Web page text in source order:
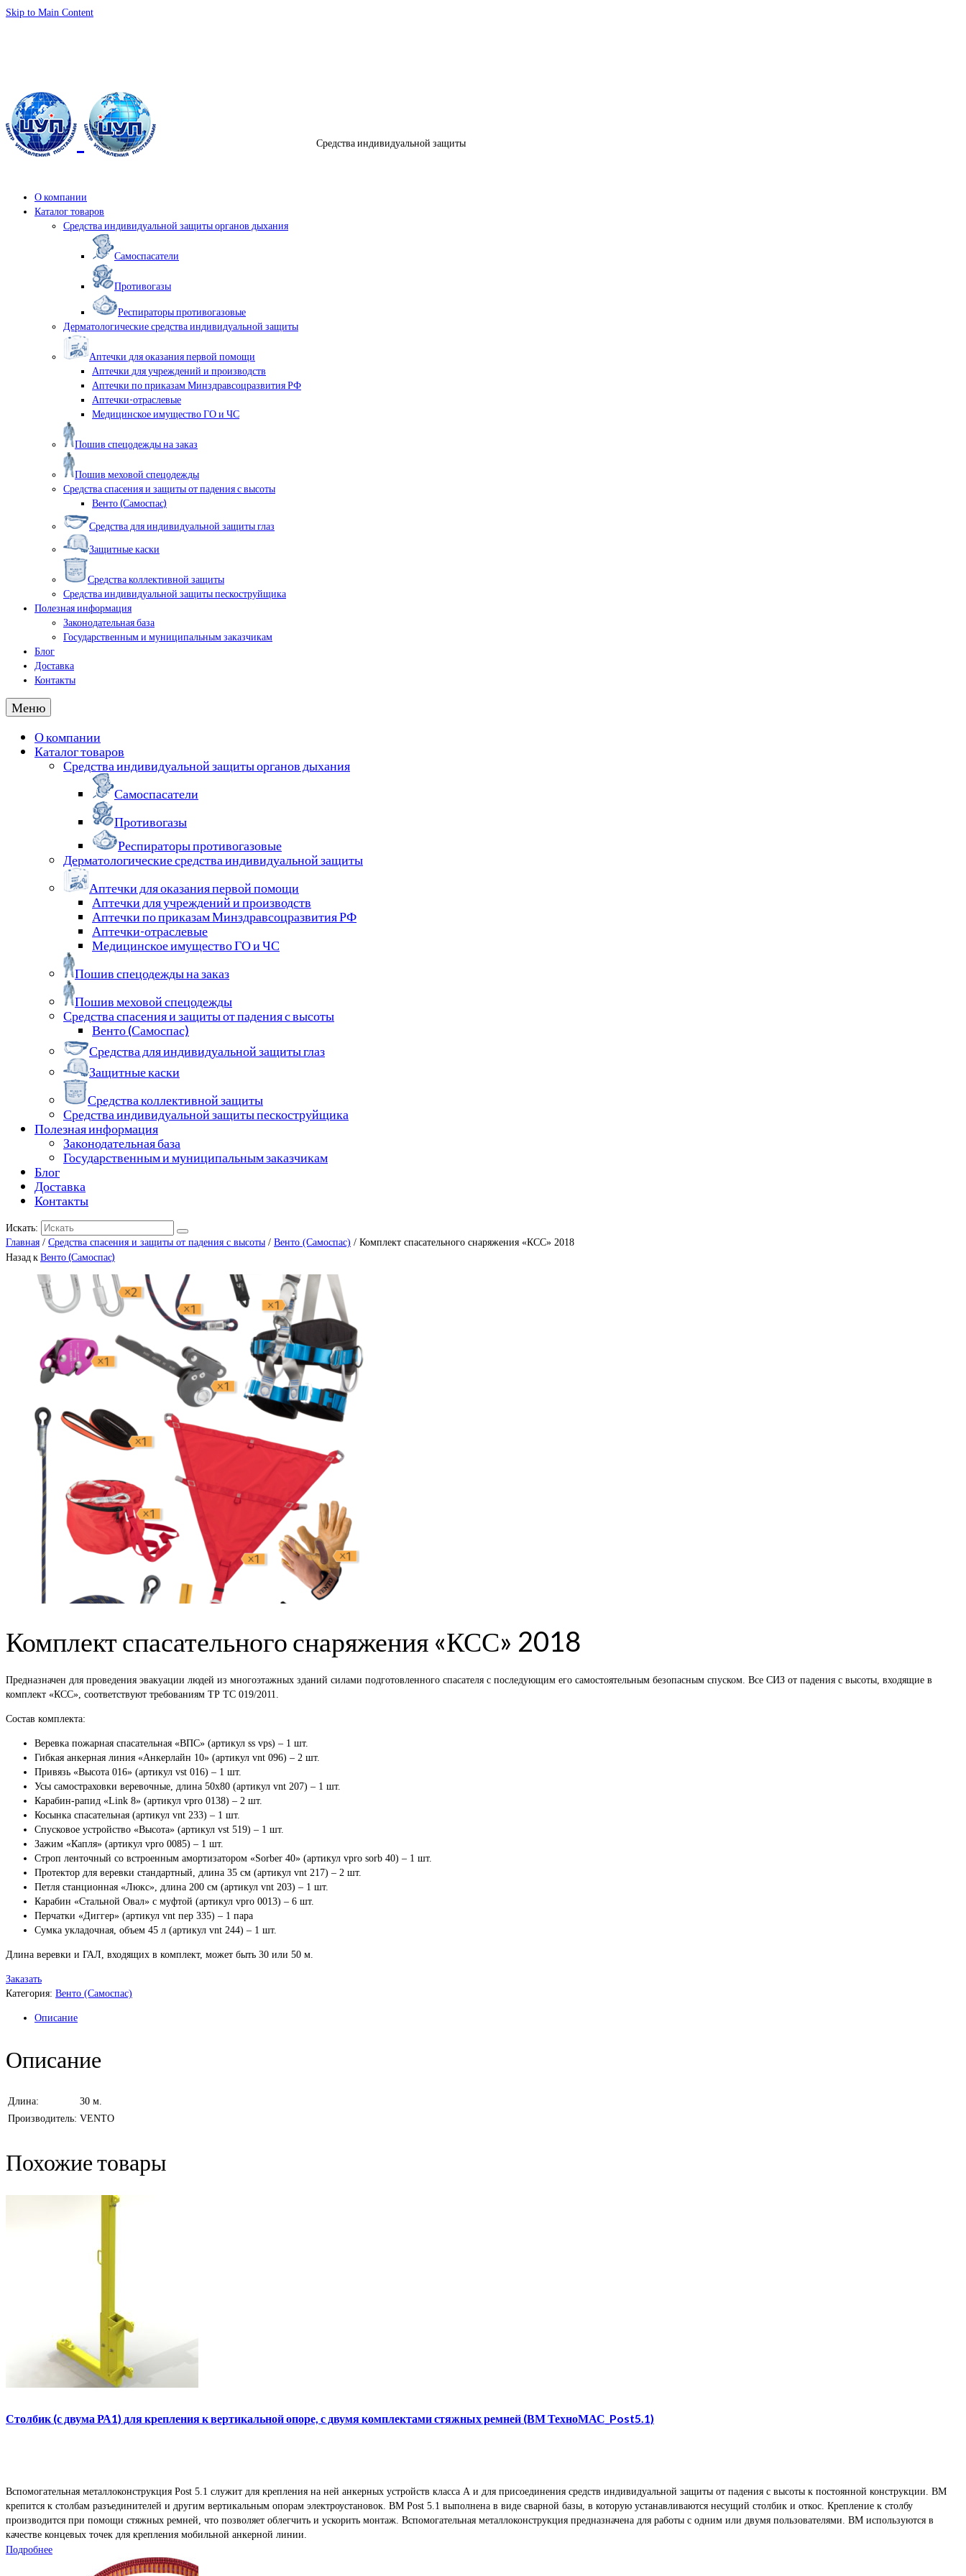
Skip to Main Content
Средства индивидуальной защиты
О компании
Каталог товаров
Средства индивидуальной защиты органов дыхания
Самоспасатели
Противогазы
Респираторы противогазовые
Дерматологические средства индивидуальной защиты
Аптечки для оказания первой помощи
Аптечки для учреждений и производств
Аптечки по приказам Минздравсоцразвития РФ
Аптечки-отраслевые
Медицинское имущество ГО и ЧС
Пошив спецодежды на заказ
Пошив меховой спецодежды
Средства спасения и защиты от падения с высоты
Венто (Самоспас)
Средства для индивидуальной защиты глаз
Защитные каски
Средства коллективной защиты
Средства индивидуальной защиты пескоструйщика
Полезная информация
Законодательная база
Государственным и муниципальным заказчикам
Блог
Доставка
Контакты
Меню
О компании
Каталог товаров
Средства индивидуальной защиты органов дыхания
Самоспасатели
Противогазы
Респираторы противогазовые
Дерматологические средства индивидуальной защиты
Аптечки для оказания первой помощи
Аптечки для учреждений и производств
Аптечки по приказам Минздравсоцразвития РФ
Аптечки-отраслевые
Медицинское имущество ГО и ЧС
Пошив спецодежды на заказ
Пошив меховой спецодежды
Средства спасения и защиты от падения с высоты
Венто (Самоспас)
Средства для индивидуальной защиты глаз
Защитные каски
Средства коллективной защиты
Средства индивидуальной защиты пескоструйщика
Полезная информация
Законодательная база
Государственным и муниципальным заказчикам
Блог
Доставка
Контакты
Искать:
Главная / Средства спасения и защиты от падения с высоты / Венто (Самоспас) / Комплект спасательного снаряжения «КСС» 2018
Назад кВенто (Самоспас)
Комплект спасательного снаряжения «КСС» 2018
Предназначен для проведения эвакуации людей из многоэтажных зданий силами подготовленного спасателя с последующим его самостоятельным безопасным спуском. Все СИЗ от падения с высоты, входящие в
комплект «КСС», соответствуют требованиям ТР ТС 019/2011.
Состав комплекта:
Веревка пожарная спасательная «ВПС» (артикул ss vps) – 1 шт.
Гибкая анкерная линия «Анкерлайн 10» (артикул vnt 096) – 2 шт.
Привязь «Высота 016» (артикул vst 016) – 1 шт.
Усы самостраховки веревочные, длина 50х80 (артикул vnt 207) – 1 шт.
Карабин-рапид «Link 8» (артикул vpro 0138) – 2 шт.
Косынка спасательная (артикул vnt 233) – 1 шт.
Спусковое устройство «Высота» (артикул vst 519) – 1 шт.
Зажим «Капля» (артикул vpro 0085) – 1 шт.
Строп ленточный со встроенным амортизатором «Sorber 40» (артикул vpro sorb 40) – 1 шт.
Протектор для веревки стандартный, длина 35 см (артикул vnt 217) – 2 шт.
Петля станционная «Люкс», длина 200 см (артикул vnt 203) – 1 шт.
Карабин «Стальной Овал» с муфтой (артикул vpro 0013) – 6 шт.
Перчатки «Диггер» (артикул vnt пер 335) – 1 пара
Сумка укладочная, объем 45 л (артикул vnt 244) – 1 шт.
Длина веревки и ГАЛ, входящих в комплект, может быть 30 или 50 м.
Заказать
Категория: Венто (Самоспас)
Описание
Описание
Длина:
30 м.
Производитель: VENTO
Похожие товары
Столбик (с двума РА1) для крепления к вертикальной опоре, с двумя комплектами стяжных ремней (ВМ ТехноМАС_Post5.1)
Вспомогательная металлоконструкция Post 5.1 служит для крепления на ней анкерных устройств класса А и для присоединения средств индивидуальной защиты от падения с высоты к постоянной конструкции. ВМ
крепится к столбам разъединителей и другим вертикальным опорам электроустановок. ВМ Post 5.1 выполнена в виде сварной базы, в которую устанавливаются несущий столбик и откос. Крепление к столбу
производится при помощи стяжных ремней, что позволяет облегчить и ускорить монтаж. Вспомогательная металлоконструкция предназначена для работы с одним или двумя пользователями. ВМ используются в
качестве концевых точек для крепления мобильной анкерной линии.
Подробнее